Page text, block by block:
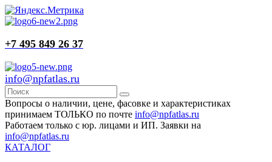
+7 495 849 26 37
info@npfatlas.ru
Вопросы о наличии, цене, фасовке и характеристиках
принимаем ТОЛЬКО по почте info@npfatlas.ru
Работаем только с юр. лицами и ИП. Заявки на
info@npfatlas.ru
КАТАЛОГ